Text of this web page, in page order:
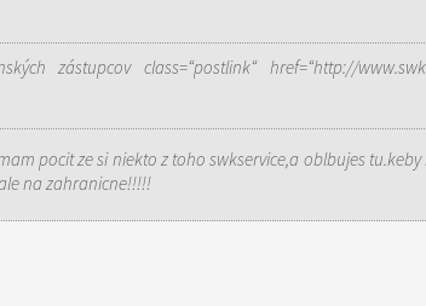
zástupcov class=“postlink“ href=“http://
pocit ze si niekto z toho swkservice,a oblbujes
na zahranicne!!!!!